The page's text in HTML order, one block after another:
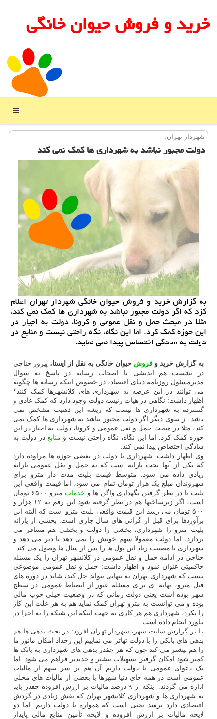
خرید و فروش حیوان خانگی
منو
شهردار تهران:
دولت مجبور نباشد به شهرداری ها كمك نمی كند
به گزارش خرید و فروش حیوان خانگی شهردار تهران اعلام
كزد كه اگر دولت مجبور نباشد به شهرداری ها كمك نمی كند،
مثلا در مبحث حمل و نقل عمومی و كرونا، دولت به اجبار در
این حوزه كمك كرد. اما این نگاه، نگاه راحتی نیست و منابع در
دولت به سادگی اختصاص پیدا نمی نماید.
به گزارش خرید و فروش حیوان خانگی به نقل از ایسنا، پیروز حناچی
در نشست هم اندیشی با اصحاب رسانه در پاسخ به سوال
مدیرمسئول روزنامه دنیای اقتصاد، در خصوص اینکه رسانه ها چگونه
می توانند در این عرصه به شهرداری های کلانشهرها کمک کنند؟
اظهار داشت: نگاهی در هیات رئیسه دولت وجود دارد که کمک عادی و
گسترده به شهرداری ها نیست که ریشه این ذهنیت مشخص نمی
باشد. از سوی دیگر اگر دولت مجبور نباشد به شهرداری ها کمک نمی
کند، مثلا در مبحث حمل و نقل عمومی و کرونا، دولت به اجبار در این
حوزه کمک کرد. اما این نگاه، نگاه راحتی نیست و منابع در دولت به
سادگی اختصاص پیدا نمی کند.
وی اظهار داشت: شهرداری با دولت در بعضی حوزه ها مراوده دارد
که یکی از آنها بحث یارانه است که به حمل و نقل عمومی یارانه
زیادی داده می شود. متوسط قیمت بلیت مدت دار مترو برای
شهروندان مبلغ یک هزار تومان تمام می شود، اما قیمت واقعی این
بلیت با در نظر گرفتن نگهداری واگن ها و خدمات
مترو ۶۵۰۰ تومان
است، اگر زیرساختها هم در نظر گرفته شود این رقم به ۱۲ هزار و
۵۰۰ تومان می رسد این قیمت واقعی بلیت مترو است که البته این
برآوردها برای قبل از گرانی های سال جاری است. بخشی از یارانه
بلیت مترو را شهرداری، بخشی را دولت و بخشی هم مسافر می
پردازد، اما دولت معمولا سهم خویش را نمی دهد یا دیر می دهد و
شهرداری با مصیبت زیاد این پول ها را پس از سال ها وصول می کند.
حناچی در ادامه حمل و نقل عمومی در کلانشهر تهران را یک مسئله
حاکمیتی عنوان نمود و اظهار داشت: حمل و نقل عمومی موضوعی
نیست که شهرداری تهران به تنهایی بتواند حل کند، شاید در دوره های
قبل مترو، بهانه ای برای مسئله عبور از انضباط عمومی در سطح
شهر بوده است یعنی دولت زمانی که در وضعیت خیلی خوب مالی
بوده و می توانست به مترو تهران کمک نماید هم به هر علت این کار
را نکرد، شهرداری هم هر کاری به جهت اینکه این شبکه را به اجرا در
بیاورد انجام داده است.
بنا بر گزارش سایت شهر، شهردار تهران افزود: در بحث بدهی ها هم
بدهی های بانکی را با دولت تهاتر می نماییم این رخداد امکان مانور ما
را هم بیشتر می کند چون که هر چقدر بدهی های شهرداری به بانک ها
کمتر شود امکان گرفتن تسهیلات بیشتر و جدیدتر فراهم می شود. اما
یک دعوای عمومی با دولت داریم آن هم بر سر سهم از مالیات
عمومی است در همه جای دنیا شهرها با بعضی از مالیات های محلی
اداره می گردند. اینکه از ۹ درصد مالیات بر ارزش افزوده چقدر باید
به شهرداری ها و شهرداری کلانشهر تهران که نقش زیادی در گردش
اقتصادی دارد برسد بحثی است که همواره با دولت داریم. اما دو
لایحه مالیات بر ارزش افزوده و لایحه تأمین منابع مالی پایدار